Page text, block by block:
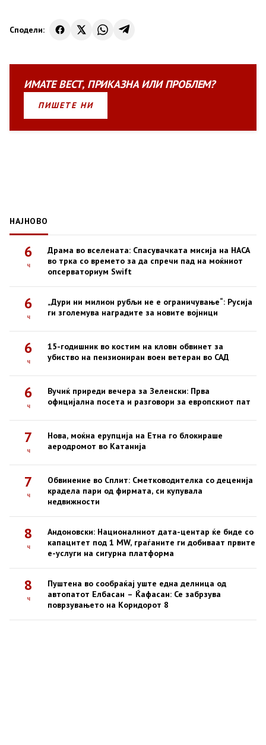
Сподели:
ИМАТЕВЕСТ, ПРИКАЗНАИЛИПРОБЛЕМ?
ПИШЕТЕ НИ
НАЈНОВО
6
ч
Драма во вселената: Спасувачката мисија на НАСА
во трка со времето за да спречи пад на моќниот
опсерваториум Swift
6
ч
„Дури ни милион рубљи не е ограничување“: Русија
ги зголемува наградите за новите војници
6
ч
15-годишник во костим на кловн обвинет за
убиство на пензиониран воен ветеран во САД
6
ч
Вучиќ приреди вечера за Зеленски: Прва
официјална посета и разговори за европскиот пат
7
ч
Нова, моќна ерупција на Етна го блокираше
аеродромот во Катанија
7
ч
Обвинение во Сплит: Сметководителка со деценија
крадела пари од фирмата, си купувала
недвижности
8
ч
Андоновски: Националниот дата-центар ќе биде со
капацитет под 1 MW, граѓаните ги добиваат првите
е-услуги на сигурна платформа
8
ч
Пуштена во сообраќај уште една делница од
автопатот Елбасан – Ќафасан: Се забрзува
поврзувањето на Коридорот 8